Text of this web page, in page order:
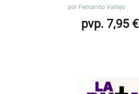
por Fernando Vallejo
pvp. 7,95 €